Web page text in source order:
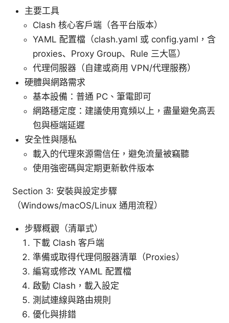
主要工具
Clash 核心客戶端（各平台版本）
YAML 配置檔（clash.yaml 或 config.yaml，含
proxies、Proxy Group、Rule 三大區）
代理伺服器（自建或商用 VPN/代理服務）
硬體與網路需求
基本設備：普通 PC、筆電即可
網路穩定度：建議使用寬頻以上，盡量避免高丟
包與極端延遲
安全性與隱私
載入的代理來源需信任，避免流量被竊聽
使用強密碼與定期更新軟件版本
Section 3: 安裝與設定步驟
（Windows/macOS/Linux 通用流程）
步驟概觀（清單式）
下載 Clash 客戶端
準備或取得代理伺服器清單（Proxies）
編寫或修改 YAML 配置檔
啟動 Clash，載入設定
測試連線與路由規則
優化與排錯